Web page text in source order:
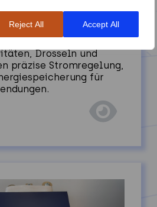
Reject All Accept All
| Drosseln |
Drosseln und
präzise Stromregelung,
für